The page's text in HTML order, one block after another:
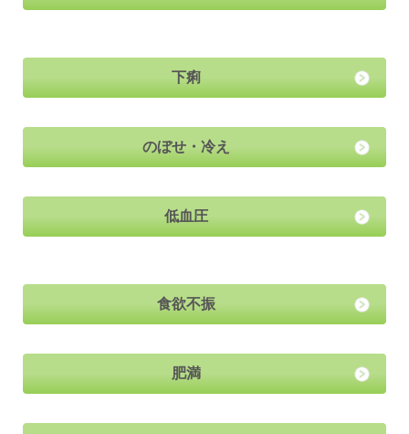
下痢
のぼせ・冷え
低血圧
食欲不振
肥満